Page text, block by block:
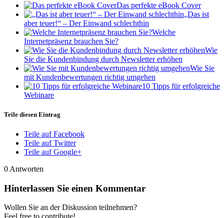
Das perfekte eBook Cover
„Das ist
aber teuer!“ – Der Einwand schlechthin
Welche
Internetpräsenz brauchen Sie?
Wie
Sie die Kundenbindung durch Newsletter erhöhen
Wie Sie
mit Kundenbewertungen richtig umgehen
10 Tipps für erfolgreiche
Webinare
Teile diesen Eintrag
Teile auf Facebook
Teile auf Twitter
Teile auf Google+
0 Antworten
Hinterlassen Sie einen Kommentar
Wollen Sie an der Diskussion teilnehmen?